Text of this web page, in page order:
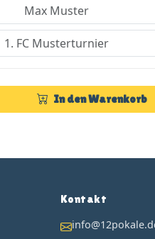
In den Warenkorb
Kontakt